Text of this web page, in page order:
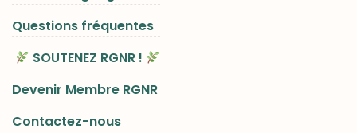
Questions fréquentes
SOUTENEZ RGNR !
Devenir Membre RGNR
Contactez-nous